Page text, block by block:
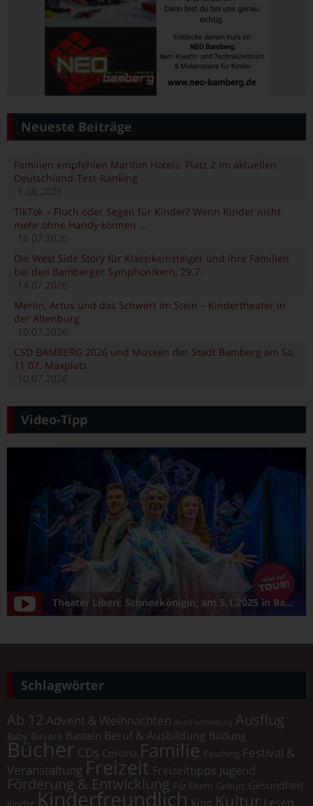
Neueste Beiträge
Familien empfehlen Maritim Hotels: Platz 2 im aktuellen
Deutschland-Test-Ranking
1.08.2026
TikTok – Fluch oder Segen für Kinder? Wenn Kinder nicht
mehr ohne Handy können …
18.07.2026
Die West Side Story für Klassikeinsteiger und ihre Familien
bei den Bamberger Symphonikern, 29.7.
14.07.2026
Merlin, Artus und das Schwert im Stein – Kindertheater in
der Altenburg
10.07.2026
CSD BAMBERG 2026 und Museen der Stadt Bamberg am Sa,
11.07. Maxplatz
10.07.2026
Video-Tipp
Theater Liberi: Schneekönigin, am 5.1.2025 in Bamberg/Konzerthalle
Schlagwörter
Ab 12 Advent & Weihnachten Aus/Fortbildung Ausflug
Baby Basare Basteln Beruf & Ausbildung Bildung
Bücher CDs Corona Familie Fasching Festival &
Veranstaltung Freizeit Freizeittipps Jugend
Förderung & Entwicklung Für Eltern Geburt Gesundheit
Kinder Kinderfreundlich Kino Kultur Lesen